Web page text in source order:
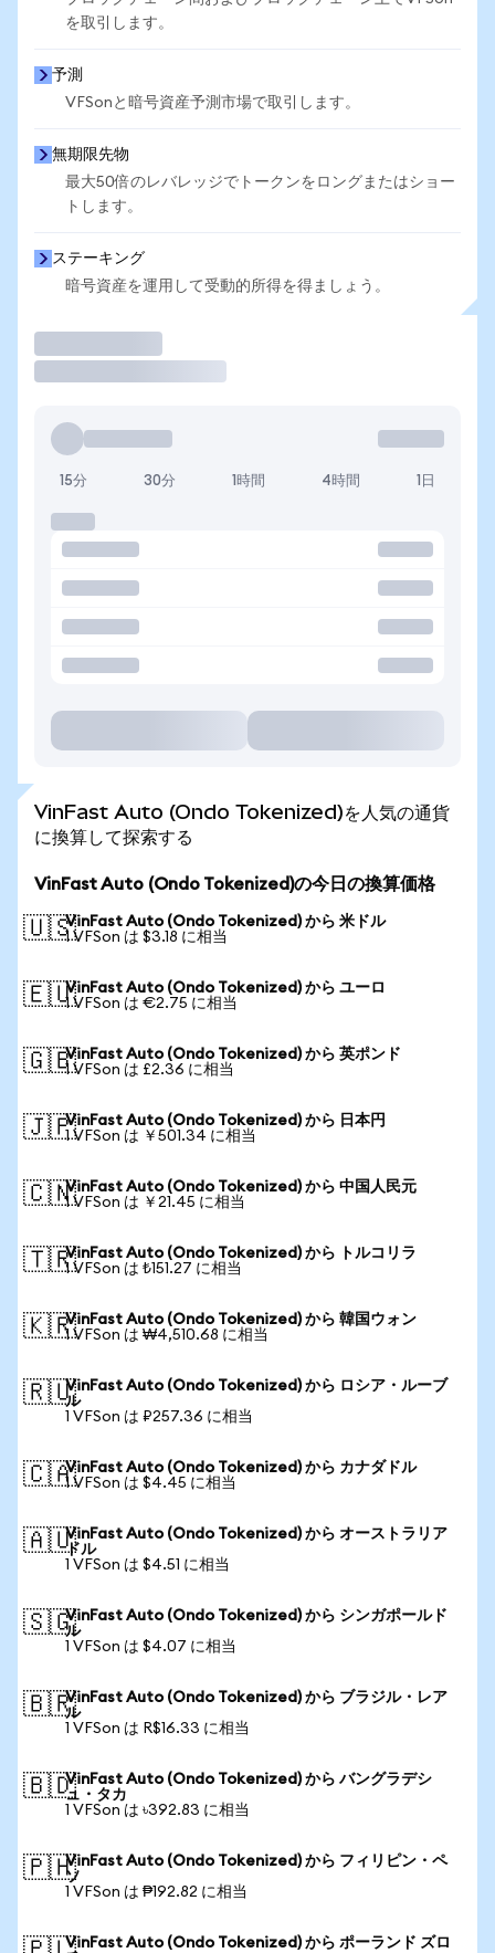
を取引します。
予測
VFSonと暗号資産予測市場で取引します。
無期限先物
最大50倍のレバレッジでトークンをロングまたはショー
トします。
ステーキング
暗号資産を運用して受動的所得を得ましょう。
15分 30分 1時間 4時間 1日
VinFast Auto (Ondo Tokenized)を人気の通貨
に換算して探索する
VinFast Auto (Ondo Tokenized)の今日の換算価格
🇺🇸VinFast Auto (Ondo Tokenized) から 米ドル
1 VFSon は $3.18 に相当
🇪🇺VinFast Auto (Ondo Tokenized) から ユーロ
1 VFSon は €2.75 に相当
🇬🇧VinFast Auto (Ondo Tokenized) から 英ポンド
1 VFSon は £2.36 に相当
🇯🇵VinFast Auto (Ondo Tokenized) から 日本円
1 VFSon は ￥501.34 に相当
🇨🇳VinFast Auto (Ondo Tokenized) から 中国人民元
1 VFSon は ￥21.45 に相当
🇹🇷VinFast Auto (Ondo Tokenized) から トルコリラ
1 VFSon は ₺151.27 に相当
🇰🇷VinFast Auto (Ondo Tokenized) から 韓国ウォン
1 VFSon は ₩4,510.68 に相当
🇷🇺VinFast Auto (Ondo Tokenized) から ロシア・ルーブ
ル
1 VFSon は ₽257.36 に相当
🇨🇦VinFast Auto (Ondo Tokenized) から カナダドル
1 VFSon は $4.45 に相当
🇦🇺VinFast Auto (Ondo Tokenized) から オーストラリア
ドル
1 VFSon は $4.51 に相当
🇸🇬VinFast Auto (Ondo Tokenized) から シンガポールド
ル
1 VFSon は $4.07 に相当
🇧🇷VinFast Auto (Ondo Tokenized) から ブラジル・レア
ル
1 VFSon は R$16.33 に相当
🇧🇩VinFast Auto (Ondo Tokenized) から バングラデシ
ュ・タカ
1 VFSon は ৳392.83 に相当
🇵🇭VinFast Auto (Ondo Tokenized) から フィリピン・ペ
ソ
1 VFSon は ₱192.82 に相当
VinFast Auto (Ondo Tokenized) から ポーランド ズロ